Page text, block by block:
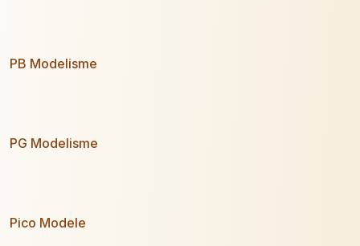
PB Modelisme
PG Modelisme
Pico Modele